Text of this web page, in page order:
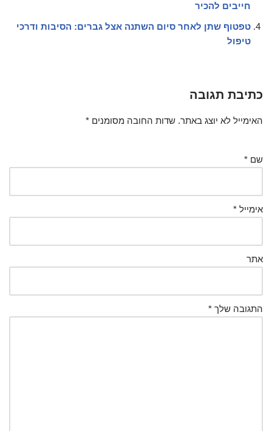
חייבים להכיר
טפטוף שתן לאחר סיום השתנה אצל גברים: הסיבות ודרכי
טיפול
כתיבת תגובה
האימייל לא יוצג באתר. שדות החובה מסומנים *
שם *
אימייל *
אתר
התגובה שלך *